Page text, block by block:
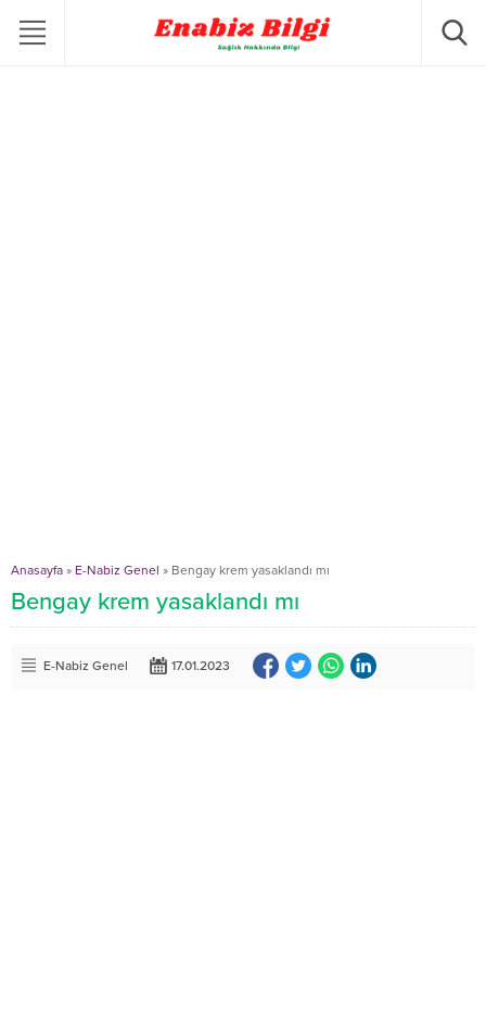
Anasayfa » E-Nabiz Genel » Bengay krem yasaklandı mı
Bengay krem yasaklandı mı
E-Nabiz Genel 17.01.2023